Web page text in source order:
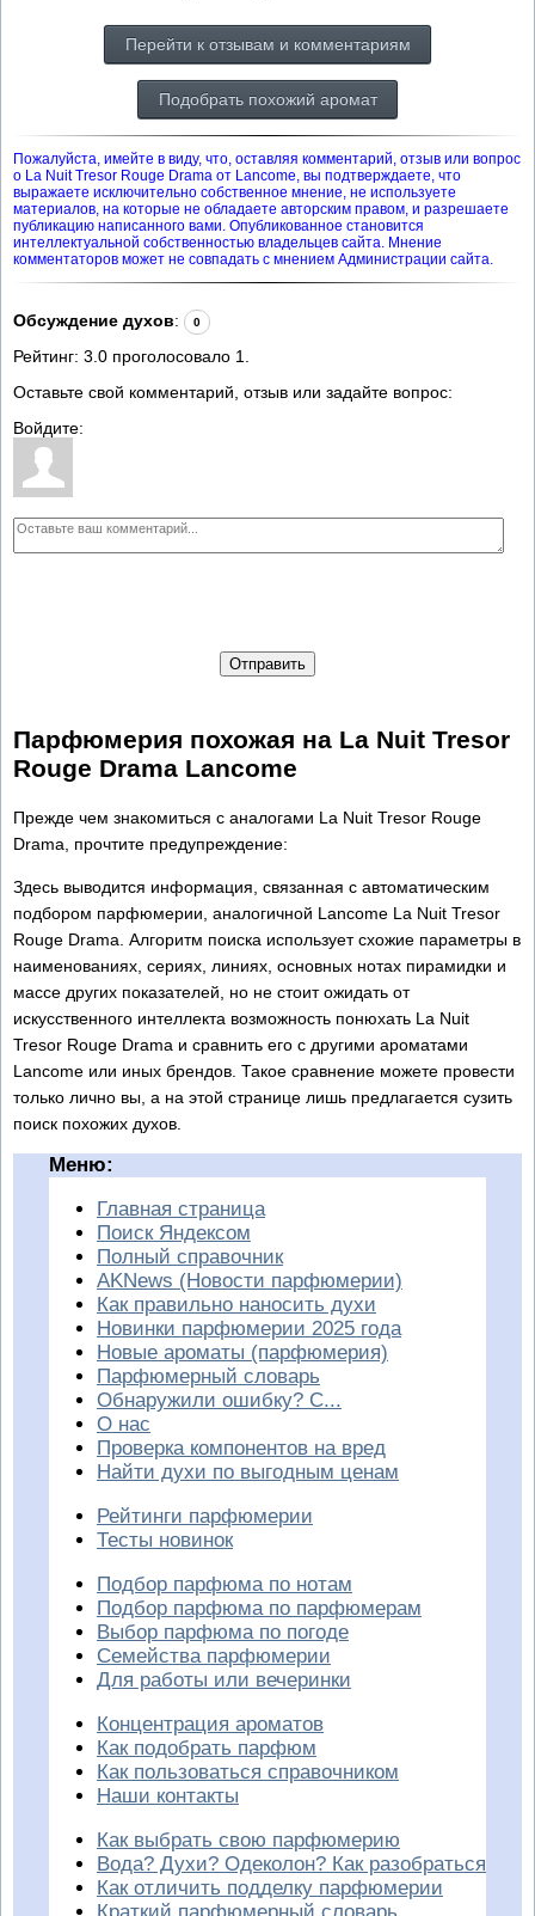
Перейти к отзывам и комментариям
Подобрать похожий аромат
Пожалуйста, имейте в виду, что, оставляя комментарий, отзыв или вопрос
о La Nuit Tresor Rouge Drama от Lancome, вы подтверждаете, что
выражаете исключительно собственное мнение, не используете
материалов, на которые не обладаете авторским правом, и разрешаете
публикацию написанного вами. Опубликованное становится
интеллектуальной собственностью владельцев сайта. Мнение
комментаторов может не совпадать с мнением Администрации сайта.
Обсуждение духов: 0
Рейтинг: 3.0 проголосовало 1
Оставьте свой комментарий, отзыв или задайте вопрос:
Войдите:
Отправить
Парфюмерия похожая на La Nuit Tresor
Rouge Drama Lancome
Прежде чем знакомиться с аналогами La Nuit Tresor Rouge
Drama, прочтите предупреждение:
Здесь выводится информация, связанная с автоматическим
подбором парфюмерии, аналогичной Lancome La Nuit Tresor
Rouge Drama. Алгоритм поиска использует схожие параметры в
наименованиях, сериях, линиях, основных нотах пирамидки и
массе других показателей, но не стоит ожидать от
искусственного интеллекта возможность понюхать La Nuit
Tresor Rouge Drama и сравнить его с другими ароматами
Lancome или иных брендов. Такое сравнение можете провести
только лично вы, а на этой странице лишь предлагается сузить
поиск похожих духов.
Меню:
Главная страница
Поиск Яндексом
Полный справочник
AKNews (Новости парфюмерии)
Как правильно наносить духи
Новинки парфюмерии 2025 года
Новые ароматы (парфюмерия)
Парфюмерный словарь
Обнаружили ошибку? С...
О нас
Проверка компонентов на вред
Найти духи по выгодным ценам
Рейтинги парфюмерии
Тесты новинок
Подбор парфюма по нотам
Подбор парфюма по парфюмерам
Выбор парфюма по погоде
Семейства парфюмерии
Для работы или вечеринки
Концентрация ароматов
Как подобрать парфюм
Как пользоваться справочником
Наши контакты
Как выбрать свою парфюмерию
Вода? Духи? Одеколон? Как разобраться
Как отличить подделку парфюмерии
Краткий парфюмерный словарь